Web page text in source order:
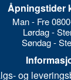
Åpningstider
Man - Fre
Lørdag -
Søndag -
og